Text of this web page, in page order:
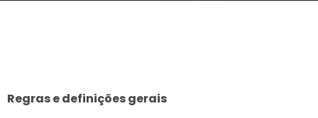
Regras e definições gerais